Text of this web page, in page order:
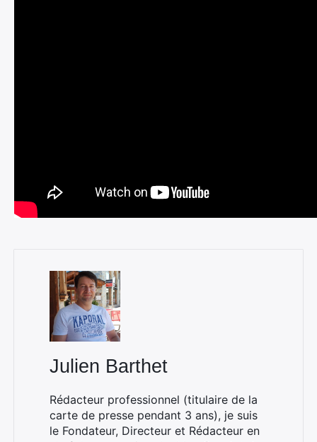
Julien Barthet
Rédacteur professionnel (titulaire de la
carte de presse pendant 3 ans), je suis
le Fondateur, Directeur et Rédacteur en